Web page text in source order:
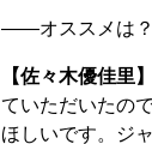
――オススメは？
【佐々木優佳里】
ていただいたの
ほしいです。ジ